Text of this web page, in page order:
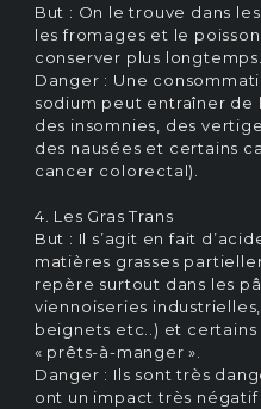
But : On le trouve dans
les fromages et le
conserver plus longtemps.
Danger : Une
sodium peut entraîner de
des insomnies, des
des nausées et certains
cancer colorectal).
4. Les Gras Trans
But : Il s’agit en fait
matières grasses
repère surtout dans les
viennoiseries
beignets etc..) et
« prêts-à-manger ».
Danger : Ils sont très
ont un impact très